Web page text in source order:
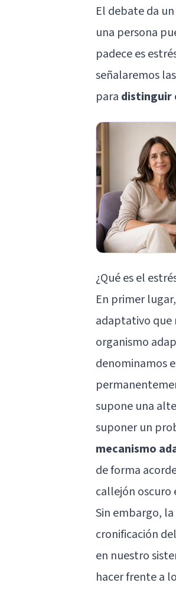
El debate da
una persona
padece es
señalaremos
para distinguir
¿Qué es el
En primer
adaptativo que
organismo
denominamos
supone una
suponer un
mecanismo
de forma
callejón oscuro
Sin embargo,
cronificación
en nuestro
hacer frente a